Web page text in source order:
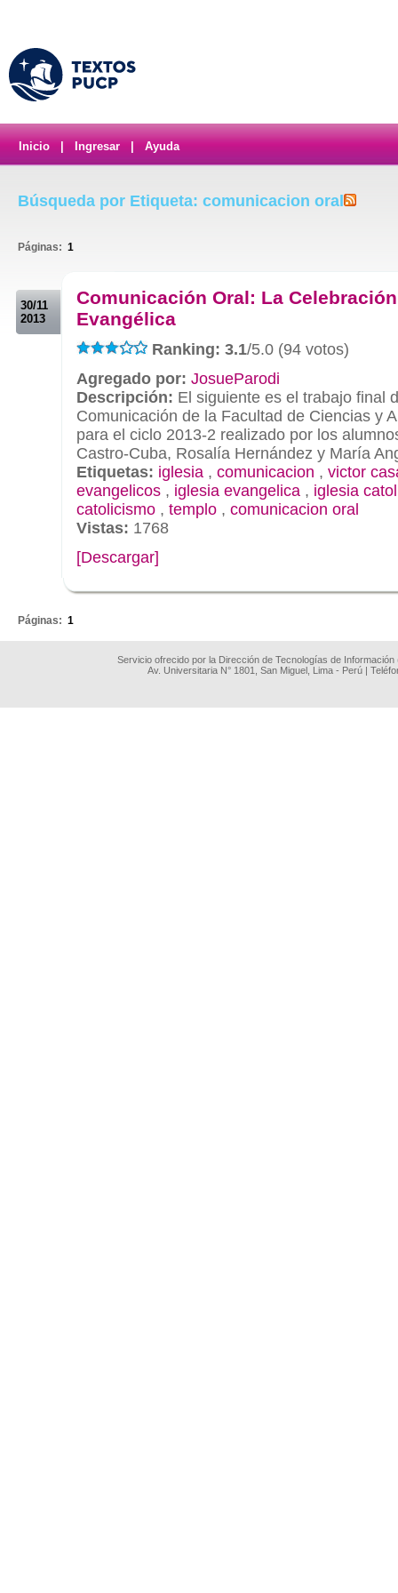
Inicio Ingresar Ayuda
Búsqueda por Etiqueta: comunicacion oral
Páginas: 1
30/11
2013
Comunicación Oral: La Celebración
Evangélica
Ranking: 3.1/5.0 (94 votos)
Agregado por: JosueParodi
Descripción: El siguiente es el trabajo final
Comunicación de la Facultad de Ciencias y
para el ciclo 2013-2 realizado por los
Castro-Cuba, Rosalía Hernández y María
Etiquetas: iglesia , comunicacion , victor
evangelicos , iglesia evangelica , iglesia
catolicismo , templo , comunicacion oral
Vistas: 1768
[Descargar]
Páginas: 1
Servicio ofrecido por la Dirección de Tecnologías de
Av. Universitaria N° 1801, San Miguel, Lima - Perú |